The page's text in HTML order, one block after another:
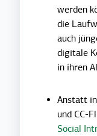
werden
die
auch
digitale
in ihren
Anstatt
und CC-
Social